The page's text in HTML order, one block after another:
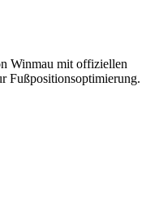
Winmau mit offiziellen
Fußpositionsoptimierung.